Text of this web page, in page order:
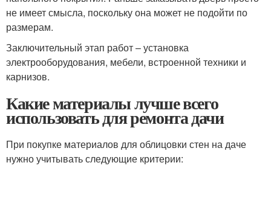
не имеет смысла, поскольку она может не подойти по
размерам.
Заключительный этап работ – установка
электрооборудования, мебели, встроенной техники и
карнизов.
Какие материалы лучше всего
использовать для ремонта дачи
При покупке материалов для облицовки стен на даче
нужно учитывать следующие критерии: